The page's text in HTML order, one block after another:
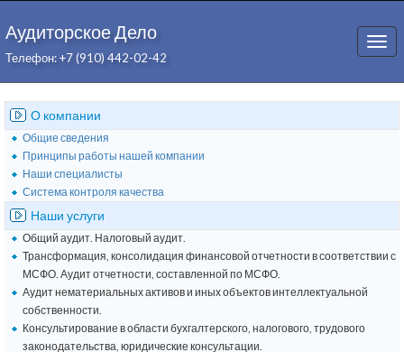
Аудиторское Дело
Телефон: +7 (910) 442-02-42
О компании
Общие сведения
Принципы работы нашей компании
Наши специалисты
Система контроля качества
Наши услуги
Общий аудит. Налоговый аудит.
Трансформация, консолидация финансовой отчетности в соответствии с
МСФО. Аудит отчетности, составленной по МСФО.
Аудит нематериальных активов и иных объектов интеллектуальной
собственности.
Консультирование в области бухгалтерского, налогового, трудового
законодательства, юридические консультации.